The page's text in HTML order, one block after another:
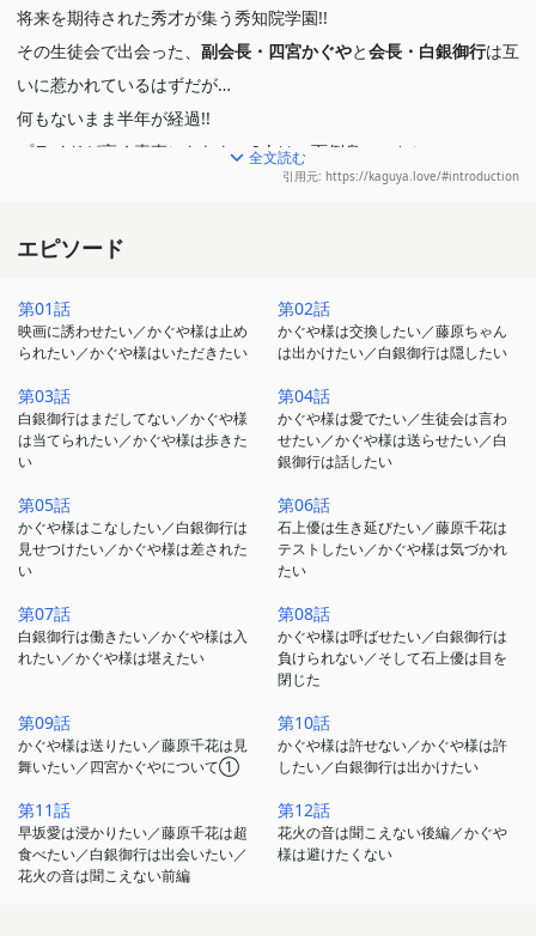
将来を期待された秀才が集う秀知院学園!!
その生徒会で出会った、 副会長・四宮かぐやと会長・白銀御行は互
いに惹かれているはずだが…
何もないまま半年が経過!!
プライドが高く素直になれない2人は、面倒臭いことに、
恋愛は成就するまでが楽しい!!
全文読む
引用元: https://kaguya.love/#introduction
エピソード
第01話
映画に誘わせたい／かぐや様は止め
られたい／かぐや様はいただきたい
第02話
かぐや様は交換したい／藤原ちゃん
は出かけたい／白銀御行は隠したい
第03話
白銀御行はまだしてない／かぐや様
は当てられたい／かぐや様は歩きた
い
第04話
かぐや様は愛でたい／生徒会は言わ
せたい／かぐや様は送らせたい／白
銀御行は話したい
第05話
かぐや様はこなしたい／白銀御行は
見せつけたい／かぐや様は差された
い
第06話
石上優は生き延びたい／藤原千花は
テストしたい／かぐや様は気づかれ
たい
第07話
白銀御行は働きたい／かぐや様は入
れたい／かぐや様は堪えたい
第08話
かぐや様は呼ばせたい／白銀御行は
負けられない／そして石上優は目を
閉じた
第09話
かぐや様は送りたい／藤原千花は見
舞いたい／四宮かぐやについて①
第10話
かぐや様は許せない／かぐや様は許
したい／白銀御行は出かけたい
第11話
早坂愛は浸かりたい／藤原千花は超
食べたい／白銀御行は出会いたい／
花火の音は聞こえない前編
第12話
花火の音は聞こえない後編／かぐや
様は避けたくない